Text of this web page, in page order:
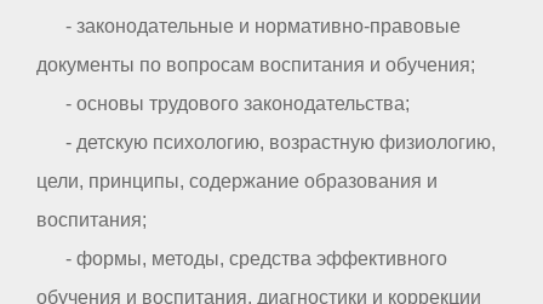
- законодательные и нормативно-правовые
документы по вопросам воспитания и обучения;
- основы трудового законодательства;
- детскую психологию, возрастную физиологию,
цели, принципы, содержание образования и
воспитания;
- формы, методы, средства эффективного
обучения и воспитания, диагностики и коррекции